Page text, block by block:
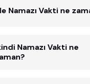
Namazı Vakti ne
Namazı Vakti ne